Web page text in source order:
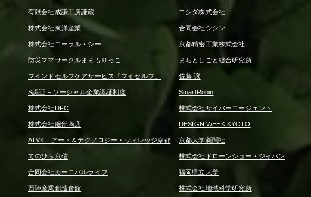
有限会社成謙工房謙蔵 ヨシダ株式会社
株式会社東洋産業 合同会社シシン
株式会社コーラル・シー 京都精密工業株式会社
防災ママサークルままもりっこ まちとしごと総合研究所
マインドセルフケアサービス「マイセルフ」 佐藤 譲
S認証 – ソーシャル企業認証制度 SmartRobin
株式会社DFC 株式会社サイバーエージェント
株式会社服部商店 DESIGN WEEK KYOTO
ATVK アート＆テクノロジー・ヴィレッジ京都 京都大学新聞社
てのひら京信 株式会社ドローンショー・ジャパン
合同会社カーニバルライフ 福岡県立大学
西陣産業創造會舘 株式会社地域科学研究所